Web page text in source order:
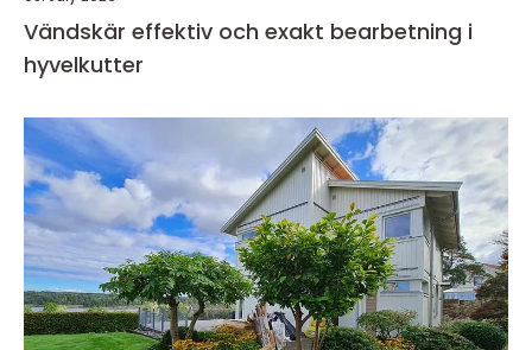
Vändskär effektiv och exakt bearbetning i
hyvelkutter